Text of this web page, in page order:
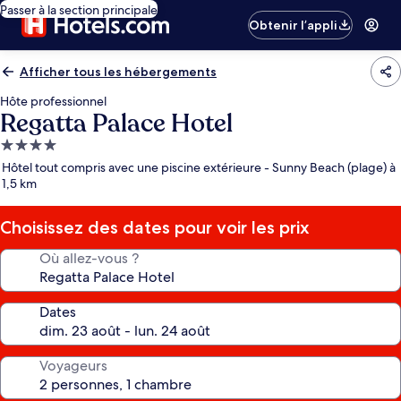
Passer à la section principale
Obtenir l’appli
Afficher tous les hébergements
Hôte professionnel
Regatta Palace Hotel
Hébergement
4.0 étoiles
Hôtel tout compris avec une piscine extérieure - Sunny Beach (plage) à
1,5 km
Choisissez des dates pour voir les prix
Où allez-vous ?
Dates
Voyageurs